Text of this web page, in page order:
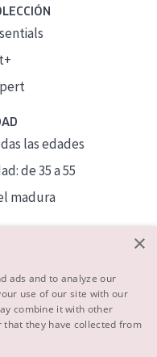
las edades
de 35 a 55
madura
×
ads and to analyze our
use of our site with our
combine it with other
they have collected from